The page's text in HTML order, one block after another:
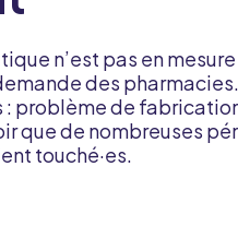
n’est pas en
des
: problème de
que de nombreuses
touché·es.